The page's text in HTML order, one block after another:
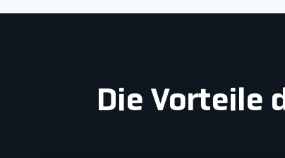
Die Vorteile